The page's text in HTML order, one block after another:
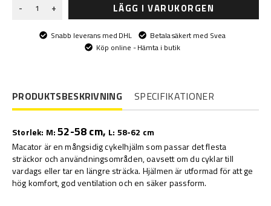
-
+ LÄGG I VARUKORGEN
Snabb leverans med DHL
Betala säkert med Svea
Köp online - Hämta i butik
PRODUKTSBESKRIVNING SPECIFIKATIONER
Storlek: M:52-58 cm, L: 58-62 cm
Macator är en mångsidig cykelhjälm som passar det flesta
sträckor och användningsområden, oavsett om du cyklar till
vardags eller tar en längre sträcka. Hjälmen är utformad för att ge
hög komfort, god ventilation och en säker passform.